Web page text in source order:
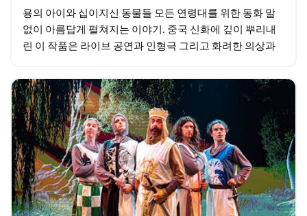
용의 아이와 십이지신 동물들 모든 연령대를 위한 동화 말
없이 아름답게 펼쳐지는 이야기. 중국 신화에 깊이 뿌리내
린 이 작품은 라이브 공연과 인형극 그리고 화려한 의상과